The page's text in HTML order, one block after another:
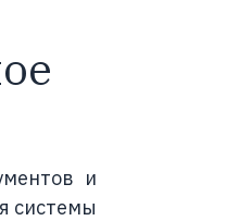
и
системы